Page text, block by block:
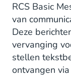
Conclusie
RCS Basic
van
Deze
vervanging
stellen
ontvangen